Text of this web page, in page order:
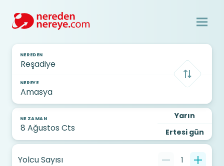
NEREDEN
NEREYE
NE ZAMAN
Yarın
Ertesi gün
Yolcu Sayısı 1